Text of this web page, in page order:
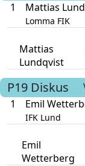
1
Mattias
Lomma FIK
Mattias
Lundqvist
P19 Diskus
1
Emil
IFK Lund
Emil
Wetterberg